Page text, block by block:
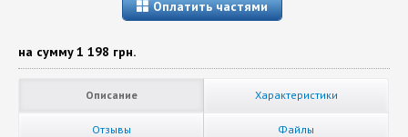
Оплатить частями
на сумму1 198 грн.
Описание Характеристики
Отзывы Файлы